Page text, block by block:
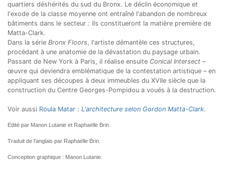
quartiers déshérités du sud du Bronx. Le déclin économique et
l'exode de la classe moyenne ont entraîné l'abandon de nombreux
bâtiments dans le secteur : ils constitueront la matière première de
Matta-Clark.
Dans la série Bronx Floors, l'artiste démantèle ces structures,
procédant à une anatomie de la dévastation du paysage urbain.
Passant de New York à Paris, il réalise ensuite Conical Intersect –
œuvre qui deviendra emblématique de la contestation artistique – en
appliquant ses découpes à deux immeubles du XVIIe siècle que la
construction du Centre Georges-Pompidou a voués à la destruction.
Voir aussi Roula Matar : L'architecture selon Gordon Matta-Clark.
Edité par Manon Lutanie et Raphaëlle Brin.
Traduit de l'anglais par Raphaëlle Brin.
Conception graphique : Manon Lutanie.